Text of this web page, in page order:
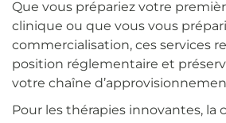
Que vous prépariez votre
clinique ou que vous vous
commercialisation, ces services
position réglementaire et
votre chaîne
Pour les thérapies innovantes, la